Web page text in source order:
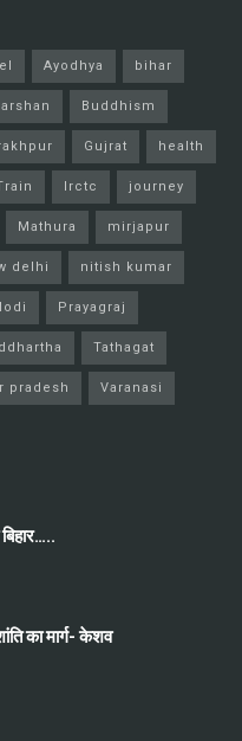
Ayodhya bihar
Buddhism
Gujrat health
Irctc journey
Mathura mirjapur
delhi nitish kumar
Prayagraj
Tathagat
pradesh Varanasi
का मार्ग- केशव